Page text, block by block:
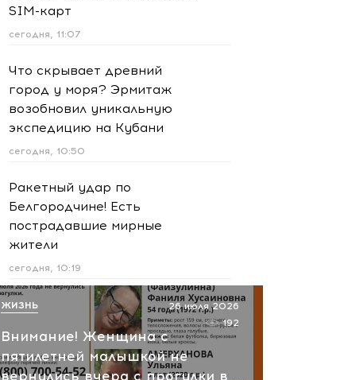
SIM-карт
сегодня, 11:07
Что скрывает древний
город у моря? Эрмитаж
возобновил уникальную
экспедицию на Кубани
сегодня, 10:50
Ракетный удар по
Белгородчине! Есть
пострадавшие мирные
жители
сегодня, 10:19
Срочно! В Геленджике и
Новороссийске громко -
работает ПВО:
рекомендуется уйти с
Внимание! Женщина с
пятилетней малышкой не
вернулись вчера с прогулки в
26 июля 2026
192
ЖИЗНЬ